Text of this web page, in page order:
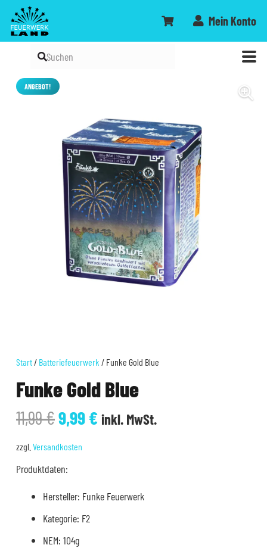
Mein Konto
ANGEBOT!
Start/ Batteriefeuerwerk / Funke Gold Blue
Funke Gold Blue
11,99€Ursprünglicher
Preis
war:
11,99 €
9,99€Aktueller
inkl. MwSt.
zzgl. Versandkosten
Produktdaten:
Hersteller: Funke Feuerwerk
Kategorie: F2
NEM: 104g